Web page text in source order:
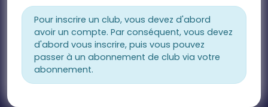
Pour inscrire un club, vous devez d'abord
avoir un compte. Par conséquent, vous devez
d'abord vous inscrire, puis vous pouvez
passer à un abonnement de club via votre
abonnement.